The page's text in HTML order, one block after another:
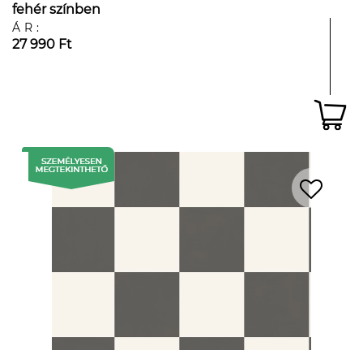
fehér színben
ÁR:
27 990 Ft